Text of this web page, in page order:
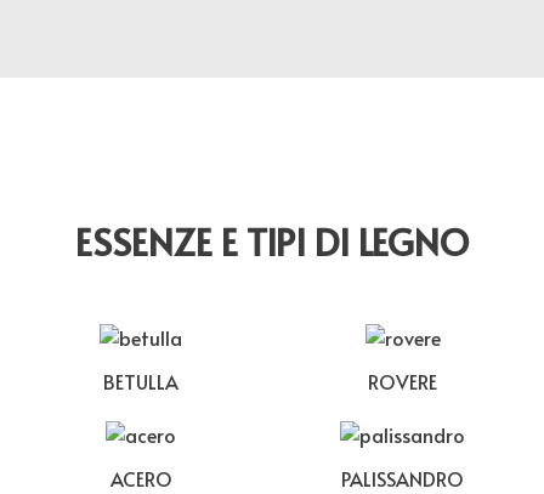
ESSENZE E TIPI DI LEGNO
BETULLA ROVERE
ACERO PALISSANDRO